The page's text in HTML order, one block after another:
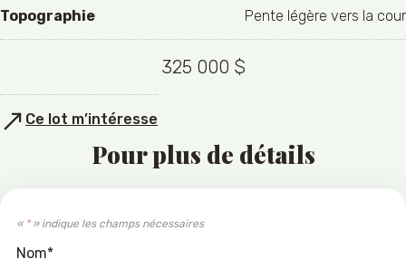
Topographie
Pente légère vers la cour
325 000 $
Ce lot m’intéresse
Pour plus de détails
« *» indique les champs nécessaires
Nom*